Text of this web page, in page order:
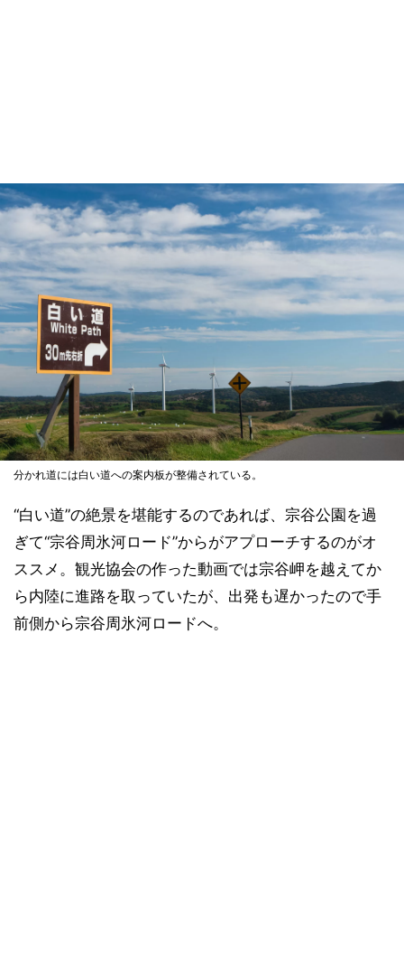
分かれ道には白い道への案内板が整備されている。
“白い道”の絶景を堪能するのであれば、宗谷公園を過
ぎて“宗谷周氷河ロード”からがアプローチするのがオ
ススメ。観光協会の作った動画では宗谷岬を越えてか
ら内陸に進路を取っていたが、出発も遅かったので手
前側から宗谷周氷河ロードへ。